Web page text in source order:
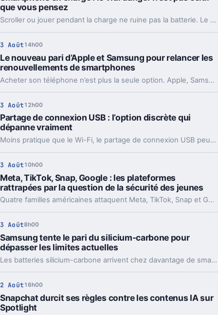
que vous pensez
Scroller ou jouer pendant la charge ne ruine pas la batterie. Le vrai sujet, c’est surtout la chaleur et une recharge souvent plus lente.
3 Août 14h00
Le nouveau pari d’Apple et Samsung pour relancer les
renouvellements de smartphones
Acheter son téléphone n’est plus la seule option. Apple, Samsung et d’autres misent sur la location pour relancer les upgrades.
3 Août 12h00
Partage de connexion USB : l’option discrète qui
dépanne vraiment
Moins pratique que le Wi-Fi, le partage de connexion USB peut pourtant sauver un laptop. Voici quand l’utiliser, comment l’activer et ses limites.
3 Août 10h00
Meta, TikTok, Snap, Google : les plateformes
rattrapées par la question de la sécurité des jeunes
Quatre familles américaines attaquent Meta, TikTok, Snap et Google après la mort de leurs enfants. Le dossier vise l’addiction supposée de ces plateformes.
3 Août8h00
Samsung tente le pari du silicium-carbone pour
dépasser les limites actuelles
Les batteries silicium-carbone arrivent chez davantage de smartphones, y compris chez Samsung. Le gain en autonomie est réel, mais il y a un prix à payer.
2 Août 16h00
Snapchat durcit ses règles contre les contenus IA sur
Spotlight